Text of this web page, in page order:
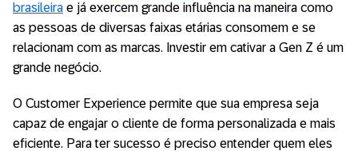
brasileira e já exercem grande influência na maneira como
as pessoas de diversas faixas etárias consomem e se
relacionam com as marcas. Investir em cativar a Gen Z é um
grande negócio.
O Customer Experience permite que sua empresa seja
capaz de engajar o cliente de forma personalizada e mais
eficiente. Para ter sucesso é preciso entender quem eles